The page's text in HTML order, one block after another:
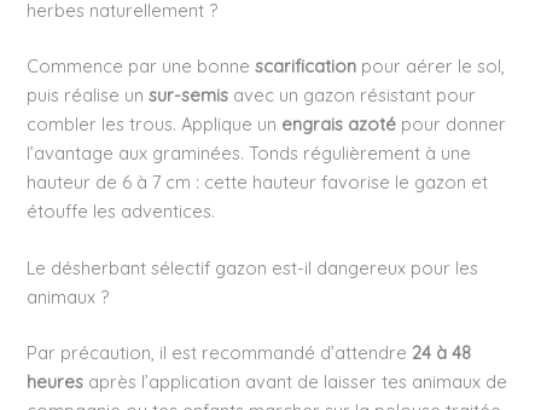
herbes naturellement ?
Commence par une bonnescarification pour aérer le sol,
puis réalise unsur-semis avec un gazon résistant pour
combler les trous. Applique un engrais azoté pour donner
l’avantage aux graminées. Tonds régulièrement à une
hauteur de 6 à 7 cm : cette hauteur favorise le gazon et
étouffe les adventices.
Le désherbant sélectif gazon est-il dangereux pour les
animaux ?
Par précaution, il est recommandé d’attendre 24 à 48
heures après l’application avant de laisser tes animaux de